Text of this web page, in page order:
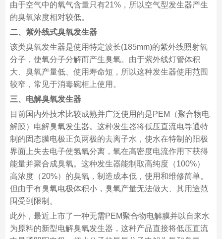
由于空气中的氧气含量只有21%，所以空气型发生器产生
的臭氧浓度相对较低。
二、紫外线式臭氧发生器
该类臭氧发生器是使用特定波长(185mm)的紫外线照射氧
分子，使氧分子分解而产生臭氧。由于紫外线灯管体积
大、臭氧产量低、使用寿命短，所以这种发生器使用范围
较窄，常见于消毒碗柜上使用。
三、电解臭氧发生器
目前国内外技术比较成熟并广泛使用的是PEM（聚合物电
解膜）电解臭氧发生器。这种发生器将低压直流电导通特
制的固态膜电极正负两极的去离子水，使水在特制的阳极
界面上失去电子使氢氧分离，氧在高密度电流作用下获得
能量并聚合成臭氧。这种发生器能制取高纯度（100%）
高浓度（20%）的臭氧，制造成本低，使用和维修简单。
但由于有臭氧电极体积小，臭氧产量无法做大、其用途范
围受到限制。
此外，最近上市了一种无需PEM聚合物电解膜并以自来水
为原料的新型电解臭氧发生器，这种产品直接将低压直流